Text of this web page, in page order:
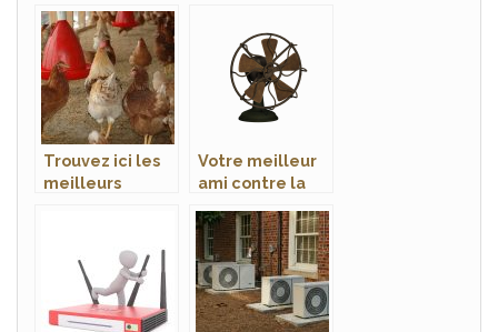
à l’intérieur de
la maison?
chauffant
Trouvez ici les
meilleurs
l’élevage!
Votre meilleur
ami contre la
le ventilateur